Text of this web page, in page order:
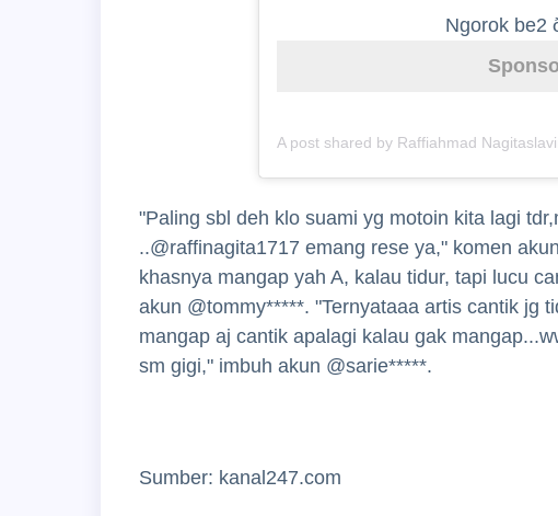
Ngorok be2
A post shared by Raffiahmad
"Paling sbl deh klo suami yg motoin kita lagi
..@raffinagita1717 emang rese ya," komen
khasnya mangap yah A, kalau tidur, tapi lucu
akun @tommy*****. "Ternyataaa artis cantik jg
mangap aj cantik apalagi kalau gak
sm gigi," imbuh akun @sarie*****.
Sumber: kanal247.com